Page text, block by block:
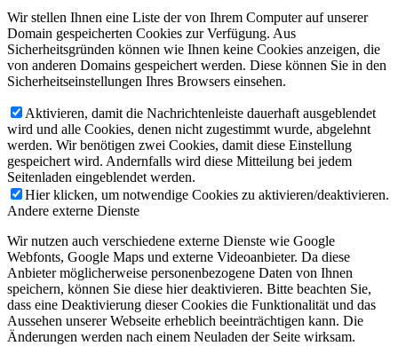
Wir stellen Ihnen eine Liste der von Ihrem Computer auf unserer
Domain gespeicherten Cookies zur Verfügung. Aus
Sicherheitsgründen können wie Ihnen keine Cookies anzeigen, die
von anderen Domains gespeichert werden. Diese können Sie in den
Sicherheitseinstellungen Ihres Browsers einsehen.
Aktivieren, damit die Nachrichtenleiste dauerhaft ausgeblendet
wird und alle Cookies, denen nicht zugestimmt wurde, abgelehnt
werden. Wir benötigen zwei Cookies, damit diese Einstellung
gespeichert wird. Andernfalls wird diese Mitteilung bei jedem
Seitenladen eingeblendet werden.
Hier klicken, um notwendige Cookies zu aktivieren/deaktivieren.
Andere externe Dienste
Wir nutzen auch verschiedene externe Dienste wie Google
Webfonts, Google Maps und externe Videoanbieter. Da diese
Anbieter möglicherweise personenbezogene Daten von Ihnen
speichern, können Sie diese hier deaktivieren. Bitte beachten Sie,
dass eine Deaktivierung dieser Cookies die Funktionalität und das
Aussehen unserer Webseite erheblich beeinträchtigen kann. Die
Änderungen werden nach einem Neuladen der Seite wirksam.